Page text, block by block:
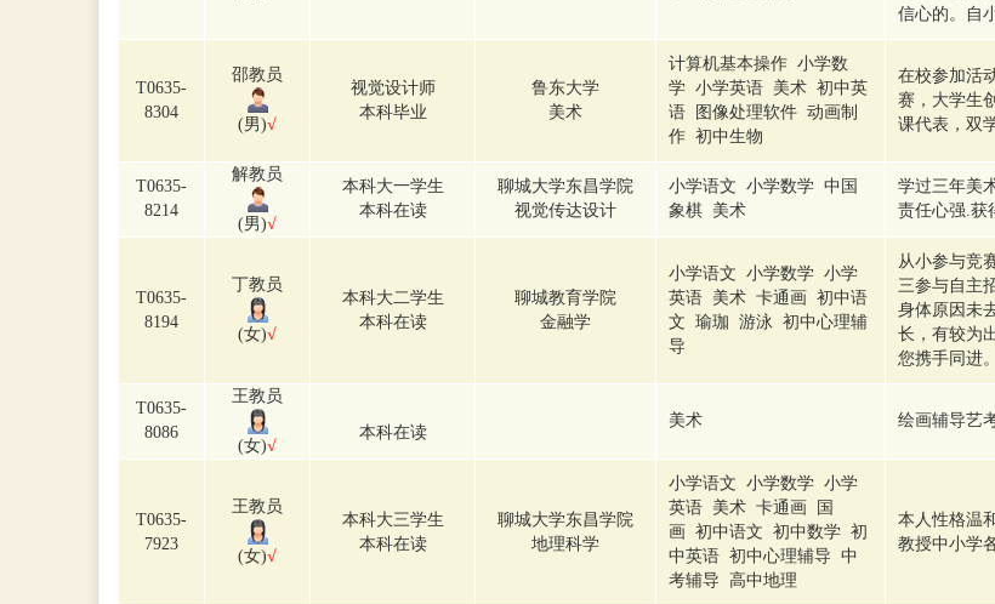
信心的。自
T0635-
8304
邵教员
(男)√
视觉设计师
本科毕业
鲁东大学
美术
计算机基本操作 小学数
学 小学英语 美术 初中英
语 图像处理软件 动画制
作 初中生物
在校参加活
赛，大学生
课代表，双
T0635-
8214
解教员
(男)√
本科大一学生
本科在读
聊城大学东昌学院
视觉传达设计
小学语文 小学数学 中国
象棋 美术
学过三年美
责任心强.
T0635-
8194
丁教员
(女)√
本科大二学生
本科在读
聊城教育学院
金融学
小学语文 小学数学 小学
英语 美术 卡通画 初中语
文 瑜珈 游泳 初中心理辅
导
从小参与竞
三参与自主
身体原因未
长，有较为
您携手同
T0635-
8086
王教员
(女)√
本科在读
美术 绘画辅导艺
T0635-
7923
王教员
(女)√
本科大三学生
本科在读
聊城大学东昌学院
地理科学
小学语文 小学数学 小学
英语 美术 卡通画 国
画 初中语文 初中数学 初
中英语 初中心理辅导 中
考辅导 高中地理
本人性格温
教授中小学